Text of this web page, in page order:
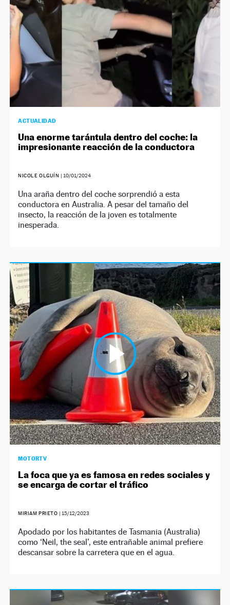
ACTUALIDAD
Una enorme tarántula dentro del coche: la
impresionante reacción de la conductora
NICOLE OLGUÍN | 10/01/2024
Una araña dentro del coche sorprendió a esta
conductora en Australia. A pesar del tamaño del
insecto, la reacción de la joven es totalmente
inesperada.
MOTORTV
La foca que ya es famosa en redes sociales y
se encarga de cortar el tráfico
MIRIAM PRIETO | 15/12/2023
Apodado por los habitantes de Tasmania (Australia)
como ‘Neil, the seal’, este entrañable animal prefiere
descansar sobre la carretera que en el agua.